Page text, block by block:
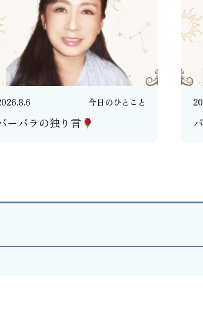
今日のひとこと
ーバラの独り言